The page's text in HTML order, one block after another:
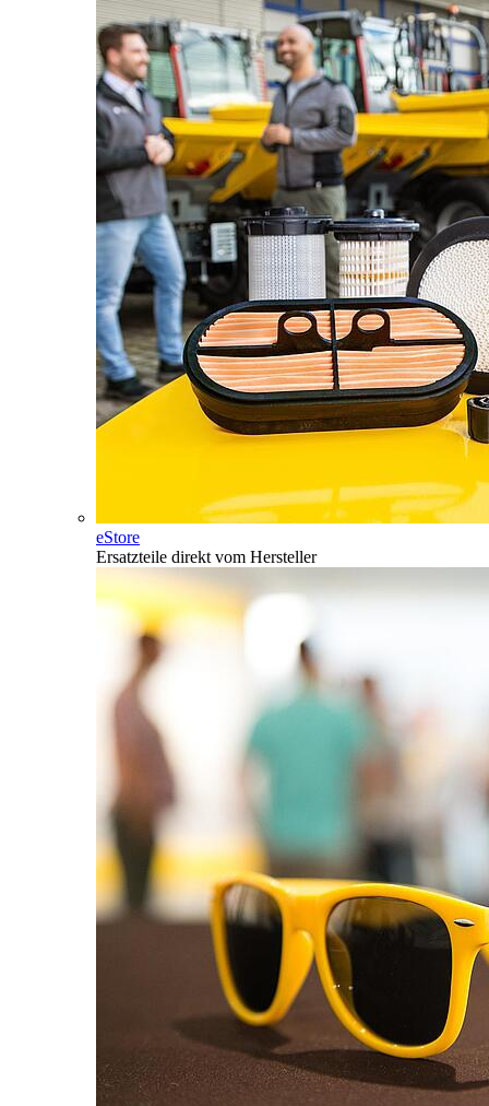
eStore
Ersatzteile direkt vom Hersteller